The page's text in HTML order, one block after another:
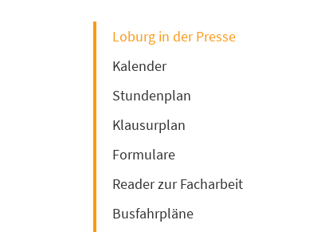
Loburg in der Presse
Kalender
Stundenplan
Klausurplan
Formulare
Reader zur Facharbeit
Busfahrpläne